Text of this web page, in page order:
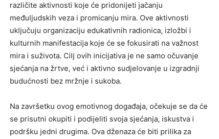
različite aktivnosti koje će pridonijeti jačanju
međuljudskih veza i promicanju mira. Ove aktivnosti
uključuju organizaciju edukativnih radionica, izložbi i
kulturnih manifestacija koje će se fokusirati na važnost
mira i suživota. Cilj ovih inicijativa je ne samo očuvanje
sjećanja na žrtve, već i aktivno sudjelovanje u izgradnji
budućnosti bez mržnje i sukoba.
Na završetku ovog emotivnog događaja, očekuje se da će
se prisutni okupiti i podijeliti svoja sjećanja, iskustva i
podršku jedni drugima. Ova dženaza će biti prilika za